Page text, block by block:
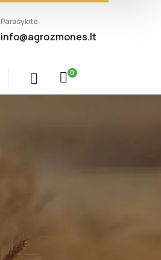
Parašykite
info@agrozmones.lt
0